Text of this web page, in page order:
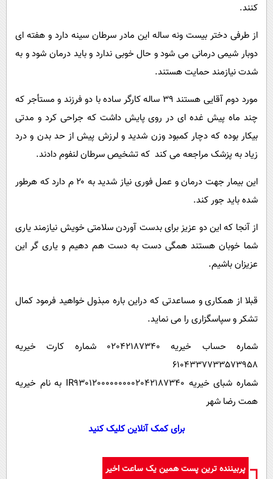
بین الملل
اجتماعی
سیاست خارجی
کنند.
از طرفی دختر بیست ونه ساله این مادر سرطان سینه دارد و هفته ای
دوبار شیمی درمانی می شود و حال خوبی ندارد و باید درمان شود و به
شدت نیازمند حمایت هستند.
مورد دوم آقایی هستند ۳۹ ساله کارگر ساده با دو فرزند و مستأجر که
چند ماه پیش غده ای در روی پایش داشت که جراحی کرد و مدتی
بیکار بوده که دچار کمبود وزن شدید و لرزش پیش از حد بدن و درد
زیاد به پزشک مراجعه می کند که تشخیص سرطان لنفوم دادند.
این بیمار جهت درمان و عمل فوری نیاز شدید به ۲۰ م دارد که هرطور
شده باید جور کند.
از آنجا که این دو عزیز برای بدست آوردن سلامتی خویش نیازمند یاری
شما خوبان هستند همگی دست به دست هم دهیم و یاری گر این
عزیزان باشیم.
قبلا از همکاری و مساعدتی که دراین باره مبذول خواهید فرمود کمال
تشکر و سپاسگزاری را می نماید.
شماره حساب خیریه 02042187340 شماره کارت خیریه
6104337733573958
شماره شبای خیریه IR930120000000002042187340 به نام خیریه
همت رضا شهر
برای کمک آنلاین کلیک کنید
پربیننده ترین پست همین یک ساعت اخیر